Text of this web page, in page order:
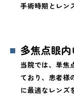
手術時期とレン
多焦点眼
当院では、単焦
ており、患者様
に最適なレンズ